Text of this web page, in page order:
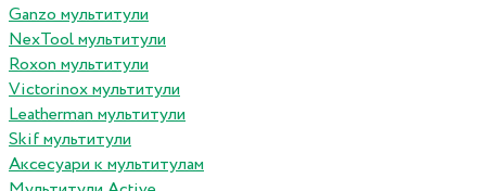
Ganzo мультитули
NexTool мультитули
Roxon мультитули
Victorinox мультитули
Leatherman мультитули
Skif мультитули
Аксесуари к мультитулам